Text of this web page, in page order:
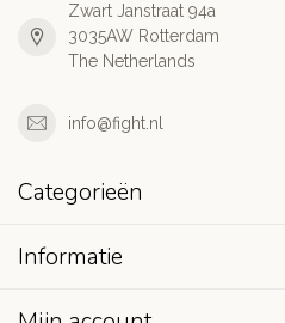
Zwart Janstraat 94a
3035AW Rotterdam
The Netherlands
info@fight.nl
Categorieën
Informatie